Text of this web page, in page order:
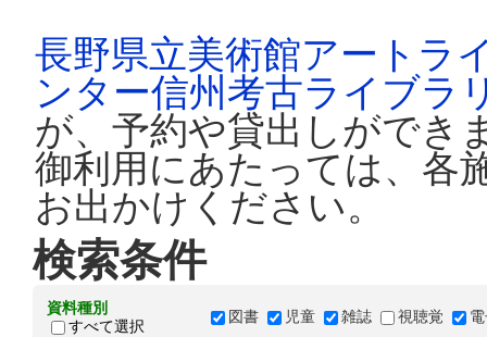
長野県立美術館アートラ
ンター信州考古ライブラ
が、予約や貸出しができ
御利用にあたっては、各
お出かけください。
検索条件
資料種別
すべて選択
図書 児童 雑誌 視聴覚